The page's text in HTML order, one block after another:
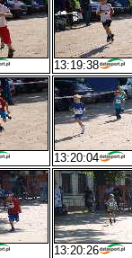
13:19:38
13:20:04
13:20:26